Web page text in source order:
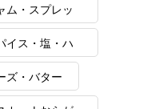
ム・スプレッ
イス・塩・ハ
・ポルチーニ
ズ・バター